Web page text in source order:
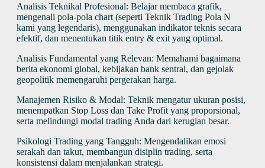
Analisis Teknikal Profesional: Belajar membaca grafik,
mengenali pola-pola chart (seperti Teknik Trading Pola N
kami yang legendaris), menggunakan indikator teknis secara
efektif, dan menentukan titik entry & exit yang optimal.
Analisis Fundamental yang Relevan: Memahami bagaimana
berita ekonomi global, kebijakan bank sentral, dan gejolak
geopolitik memengaruhi pergerakan harga.
Manajemen Risiko & Modal: Teknik mengatur ukuran posisi,
menempatkan Stop Loss dan Take Profit yang proporsional,
serta melindungi modal trading Anda dari kerugian besar.
Psikologi Trading yang Tangguh: Mengendalikan emosi
serakah dan takut, membangun disiplin trading, serta
konsistensi dalam menjalankan strategi.